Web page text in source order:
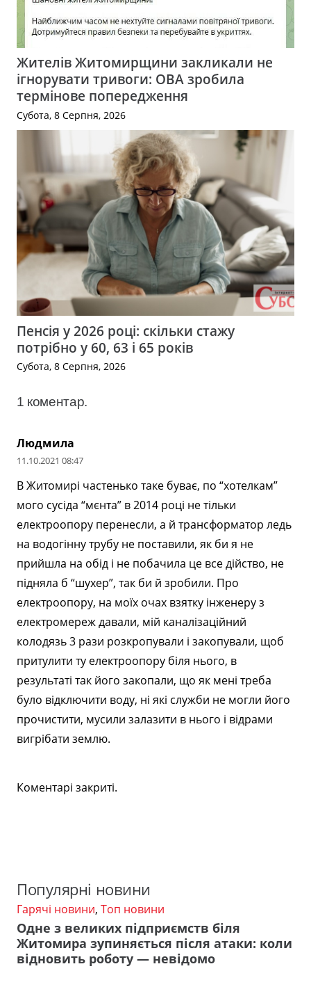
Жителів Житомирщини закликали не
ігнорувати тривоги: ОВА зробила
термінове попередження
Субота, 8 Серпня, 2026
Пенсія у 2026 році: скільки стажу
потрібно у 60, 63 і 65 років
Субота, 8 Серпня, 2026
1 коментар.
Людмила
11.10.2021 08:47
В Житомирі частенько таке буває, по “хотелкам”
мого сусіда “мєнта” в 2014 році не тільки
електроопору перенесли, а й трансформатор ледь
на водогінну трубу не поставили, як би я не
прийшла на обід і не побачила це все дійство, не
підняла б “шухер”, так би й зробили. Про
електроопору, на моїх очах взятку інженеру з
електромереж давали, мій каналізаційний
колодязь 3 рази розкропували і закопували, щоб
притулити ту електроопору біля нього, в
результаті так його закопали, що як мені треба
було відключити воду, ні які служби не могли його
прочистити, мусили залазити в нього і відрами
вигрібати землю.
Коментарі закриті.
Популярні новини
Гарячі новини, Топ новини
Одне з великих підприємств біля
Житомира зупиняється після атаки: коли
відновить роботу — невідомо